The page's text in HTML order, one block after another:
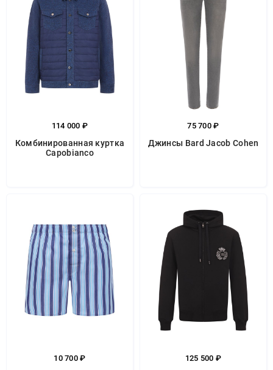
114 000 ₽
Комбинированная куртка
Capobianco
75 700 ₽
Джинсы Bard Jacob Cohen
10 700 ₽ 125 500 ₽